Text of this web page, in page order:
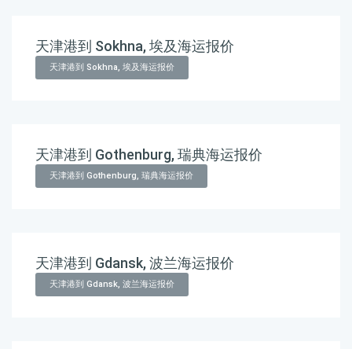
天津港到 Sokhna, 埃及海运报价
天津港到 Sokhna, 埃及海运报价
天津港到 Gothenburg, 瑞典海运报价
天津港到 Gothenburg, 瑞典海运报价
天津港到 Gdansk, 波兰海运报价
天津港到 Gdansk, 波兰海运报价